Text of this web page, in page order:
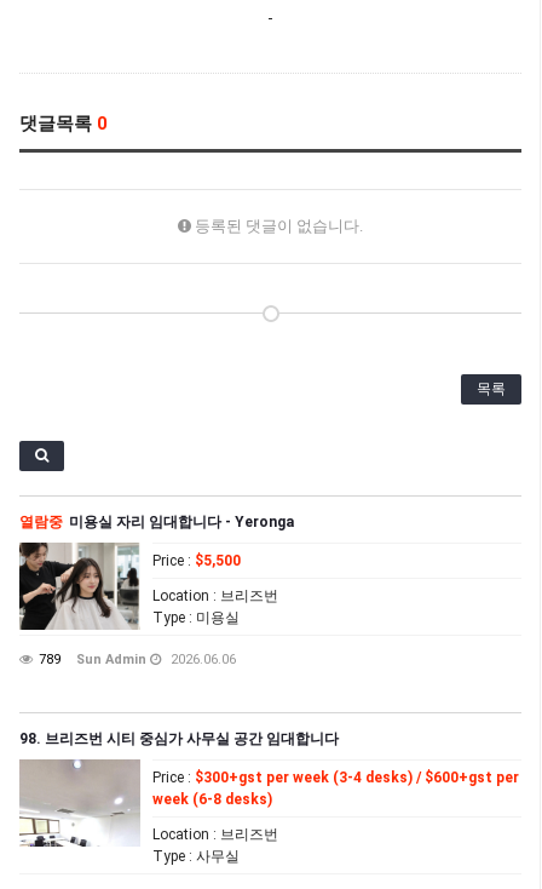
댓글목록 0
등록된 댓글이 없습니다.
목록
열람중 미용실 자리 임대합니다 - Yeronga
Price : $5,500
Location : 브리즈번
Type : 미용실
789 Sun Admin 2026.06.06
98. 브리즈번 시티 중심가 사무실 공간 임대합니다
Price : $300+gst per week (3-4 desks) / $600+gst per
week (6-8 desks)
Location : 브리즈번
Type : 사무실